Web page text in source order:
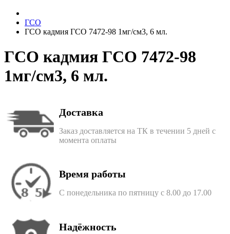
ГСО
ГСО кадмия ГСО 7472-98 1мг/см3, 6 мл.
ГСО кадмия ГСО 7472-98
1мг/см3, 6 мл.
Доставка
Заказ доставляется на ТК в течении 5 дней с
момента оплаты
Время работы
С понедельника по пятницу с 8.00 до 17.00
Надёжность